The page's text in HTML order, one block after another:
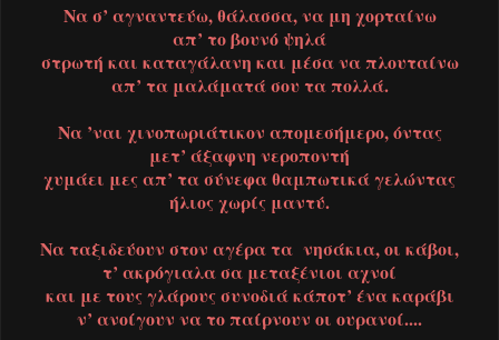
Να σ’ αγναντεύω, θάλασσα, να μη χορταίνω
απ’ το βουνό ψηλά
στρωτή και καταγάλανη και μέσα να πλουταίνω
απ’ τα μαλάματά σου τα πολλά.
Να ’ναι χινοπωριάτικον απομεσήμερο, όντας
μετ’ άξαφνη νεροποντή
χυμάει μες απ’ τα σύνεφα θαμπωτικά γελώντας
ήλιος χωρίς μαντύ.
Να ταξιδεύουν στον αγέρα τα νησάκια, οι κάβοι,
τ’ ακρόγιαλα σα μεταξένιοι αχνοί
και με τους γλάρους συνοδιά κάποτ’ ένα καράβι
ν’ ανοίγουν να το παίρνουν οι ουρανοί....